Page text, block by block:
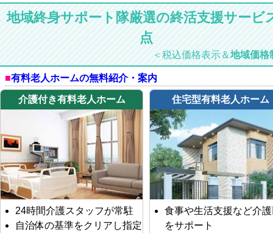
地域終身サポート隊厳選の終活支援サービ
点
＜税込価格表示＆地域価格
有料老人ホームの無料紹介・案内
介護付き有料老人ホーム
24時間介護スタッフが常駐
自治体の基準をクリアし指定
住宅型有料老人ホーム
食事や生活支援など介
をサポート